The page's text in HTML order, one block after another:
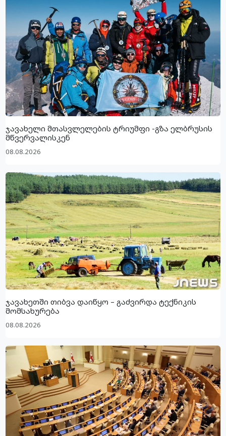
ჯავახელი მთასვლელების ტრიუმფი -გზა ელბრუსის
მწვერვალისკენ
08.08.2026
ჯავახეთში თიბვა დაიწყო – გაძვირდა ტექნიკის
მომსახურება
08.08.2026